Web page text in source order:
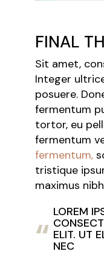
FINAL
Sit amet,
Integer
posuere.
fermentum
tortor, eu
fermentum
fermentum,
tristique
maximus
LOREM
ELIT. UT
NEC